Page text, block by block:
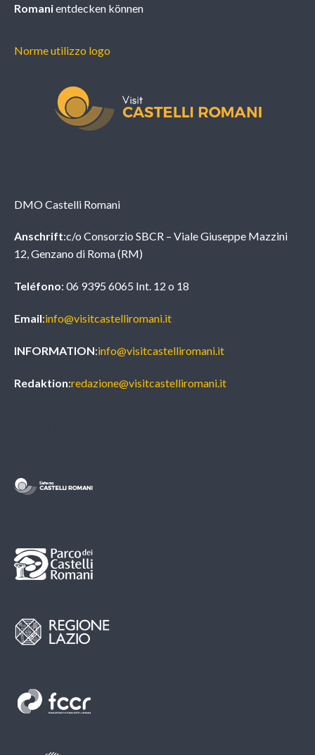
Romanientdecken können
Norme utilizzo logo
DMO Castelli Romani
Anschrift:c/o Consorzio SBCR – Viale Giuseppe Mazzini
12, Genzano di Roma (RM)
Teléfono: 06 9395 6065 Int. 12 o 18
Email:info@visitcastelliromani.it
INFORMATION:info@visitcastelliromani.it
Redaktion:redazione@visitcastelliromani.it